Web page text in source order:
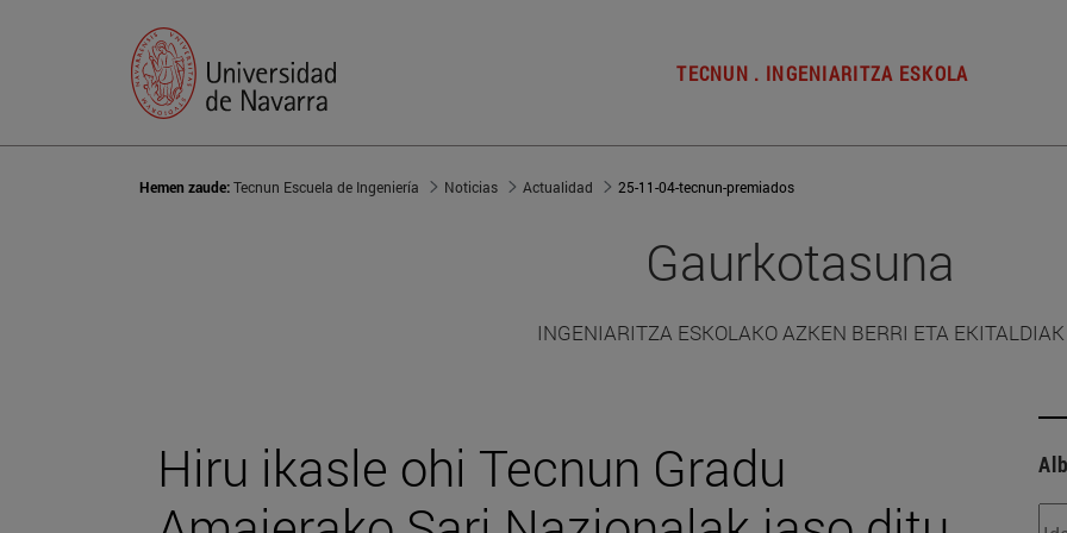
TECNUN . INGENIARITZA ESKOLA
Hemen zaude:Tecnun Escuela de Ingeniería Noticias Actualidad 25-11-04-tecnun-premiados
Gaurkotasuna
INGENIARITZA ESKOLAKO AZKEN BERRI ETA EKITALDIAK
Hiru ikasle ohi Tecnun Gradu